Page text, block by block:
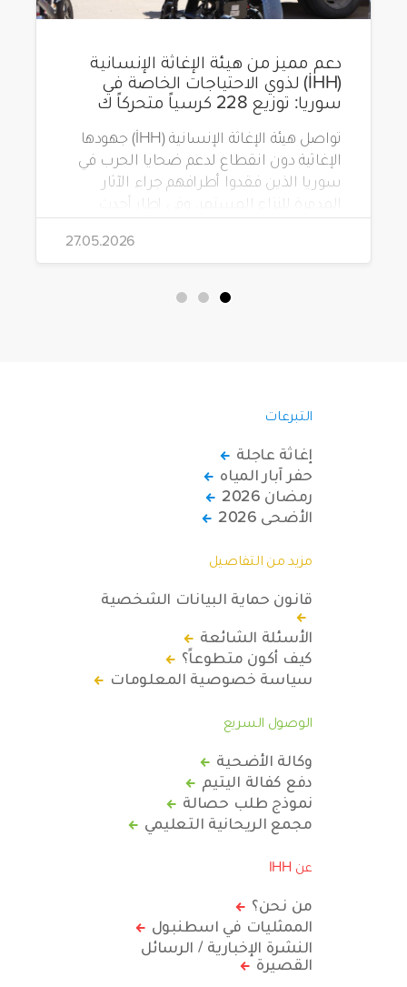
دعم مميز من هيئة الإغاثة الإنسانية
(İHH) لذوي الاحتياجات الخاصة في
سوريا: توزيع 228 كرسياً متحركاً ك
تواصل هيئة الإغاثة الإنسانية (İHH) جهودها
الإغاثية دون انقطاع لدعم ضحايا الحرب في
سوريا الذين فقدوا أطرافهم جراء الآثار
المدمرة للنزاع المستمر. وفي إطار أحدث
مشاريعها، قامت الهيئة بتوزيع 228 كرسياً
متحركاً كهربائياً على أشخاص من ذوي
الاحتياجات الخاصة يعيشون في ظروف
قاسية بمناطق دمشق، وحلب، وحماة،
27.05.2026
التبرعات
إغاثة عاجلة
حفر آبار المياه
رمضان 2026
الأضحى 2026
مزيد من التفاصيل
قانون حماية البيانات الشخصية
الأسئلة الشائعة
كيف أكون متطوعاً؟
سياسة خصوصية المعلومات
الوصول السريع
وكالة الأضحية
دفع كفالة اليتيم
نموذج طلب حصالة
مجمع الريحانية التعليمي
عن IHH
من نحن؟
الممثليات في اسطنبول
النشرة الإخبارية / الرسائل
القصيرة